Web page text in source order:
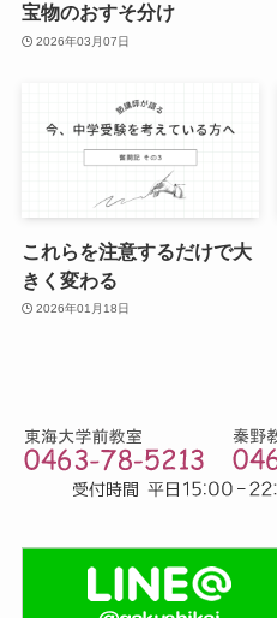
宝物のおすそ分け
2026年03月07日
これらを注意するだけで大
きく変わる
2026年01月18日